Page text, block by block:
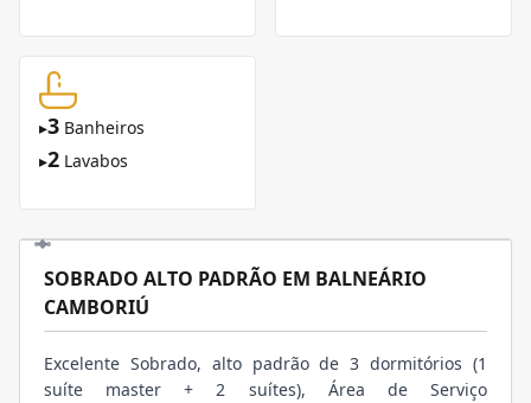
▸3 Banheiros
▸2 Lavabos
SOBRADO ALTO PADRÃO EM BALNEÁRIO
CAMBORIÚ
Excelente Sobrado, alto padrão de 3 dormitórios (1
suíte master + 2 suítes), Área de Serviço